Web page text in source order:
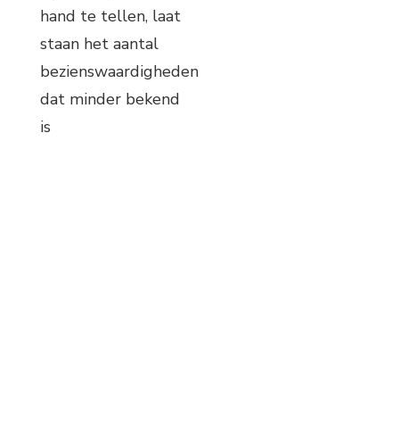
hand te tellen, laat
staan het aantal
bezienswaardigheden
dat minder bekend
is